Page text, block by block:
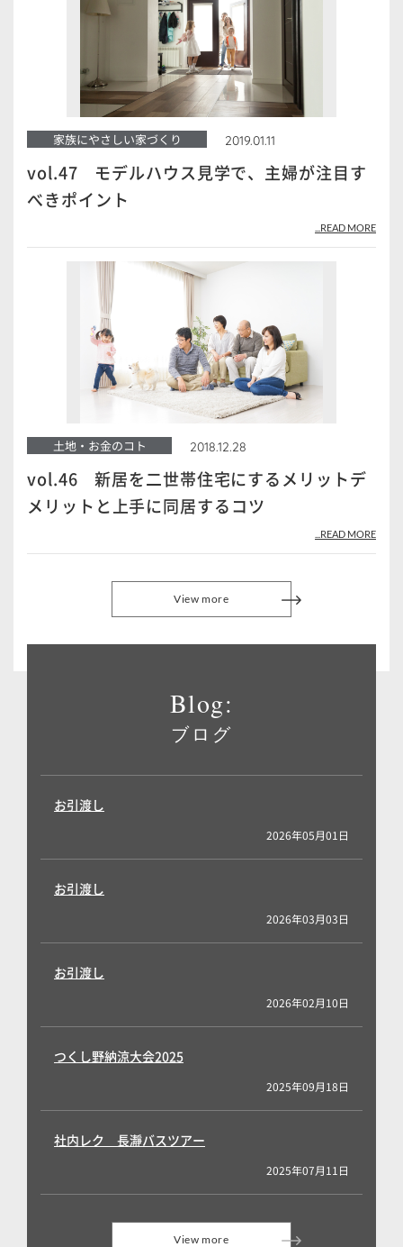
Blog:
ブログ
お引渡し
2026年05月01日
お引渡し
2026年03月03日
お引渡し
2026年02月10日
つくし野納涼大会2025
2025年09月18日
社内レク 長瀞バスツアー
2025年07月11日
View more
家族にやさしい家づくり 2019.01.11
vol.47 モデルハウス見学で、主婦が注目す
べきポイント
...READ MORE
土地・お金のコト 2018.12.28
vol.46 新居を二世帯住宅にするメリットデ
メリットと上手に同居するコツ
...READ MORE
View more